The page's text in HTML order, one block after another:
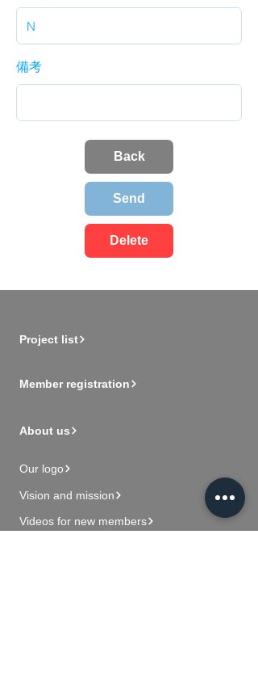
備考
Back
Send
Delete
Project list
Member registration
About us
Our logo
Vision and mission
Videos for new members